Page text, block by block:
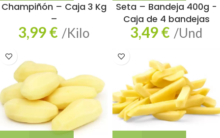
Champiñón – Caja 3 Kg
–
3,99€ /Kilo
Seta – Bandeja 400g -
Caja de 4 bandejas
3,49€ /Und